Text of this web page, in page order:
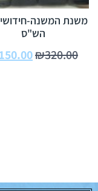
משנת המשנה-
הש"ס
₪320.00
150.00